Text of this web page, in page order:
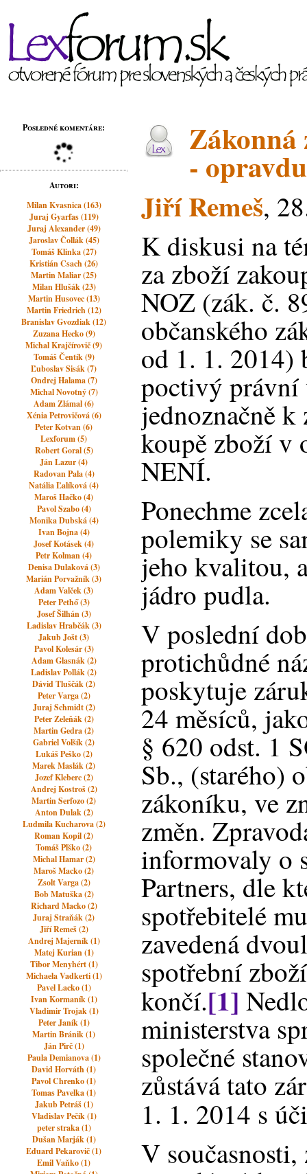
Posledné komentáre:
Autori:
Milan Kvasnica (163)
Juraj Gyarfas (119)
Juraj Alexander (49)
Jaroslav Čollák (45)
Tomáš Klinka (27)
Kristián Csach (26)
Martin Maliar (25)
Milan Hlušák (23)
Martin Husovec (13)
Martin Friedrich (12)
Branislav Gvozdiak (12)
Zuzana Hecko (9)
Michal Krajčírovič (9)
Tomáš Čentík (9)
Ľuboslav Sisák (7)
Ondrej Halama (7)
Michal Novotný (7)
Adam Zlámal (6)
Xénia Petrovičová (6)
Peter Kotvan (6)
Lexforum (5)
Robert Goral (5)
Ján Lazur (4)
Radovan Pala (4)
Natália Ľalíková (4)
Maroš Hačko (4)
Pavol Szabo (4)
Monika Dubská (4)
Ivan Bojna (4)
Josef Kotásek (4)
Petr Kolman (4)
Denisa Dulaková (3)
Marián Porvažník (3)
Adam Valček (3)
Peter Pethő (3)
Josef Šilhán (3)
Ladislav Hrabčák (3)
Jakub Jošt (3)
Pavol Kolesár (3)
Adam Glasnák (2)
Ladislav Pollák (2)
Dávid Tluščák (2)
Peter Varga (2)
Juraj Schmidt (2)
Peter Zeleňák (2)
Martin Gedra (2)
Gabriel Volšík (2)
Lukáš Peško (2)
Marek Maslák (2)
Jozef Kleberc (2)
Andrej Kostroš (2)
Martin Serfozo (2)
Anton Dulak (2)
Ludmila Kucharova (2)
Roman Kopil (2)
Tomáš Plško (2)
Michal Hamar (2)
Maroš Macko (2)
Zsolt Varga (2)
Bob Matuška (2)
Richard Macko (2)
Juraj Straňák (2)
Jiří Remeš (2)
Andrej Majerník (1)
Matej Kurian (1)
Tibor Menyhért (1)
Michaela Vadkerti (1)
Pavel Lacko (1)
Ivan Kormaník (1)
Vladimir Trojak (1)
Peter Janík (1)
Martin Bránik (1)
Ján Pirč (1)
Paula Demianova (1)
David Horváth (1)
Pavol Chrenko (1)
Tomas Pavelka (1)
Jakub Petráš (1)
Vladislav Pečík (1)
peter straka (1)
Dušan Marják (1)
Eduard Pekarovič (1)
Emil Vaňko (1)
-
Jiří Remeš,
K diskusi na
za zboží
NOZ (zák. č.
občanského
od 1. 1. 2014)
poctivý právní
jednoznačně k
koupě zboží v
NENÍ.
Ponechme
polemiky se
jeho kvalitou,
jádro pudla.
V poslední
protichůdné
poskytuje
24 měsíců,
§ 620 odst. 1
Sb., (starého)
zákoníku, ve
změn.
informovaly o
Partners, dle
spotřebitelé
zavedená
spotřební
končí.[1]
ministerstva
společné
zůstává tato
1. 1. 2014 s
V